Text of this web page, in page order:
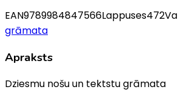
EAN9789984847566Lappuses472
grāmata
Apraksts
Dziesmu nošu un tektstu grāmata